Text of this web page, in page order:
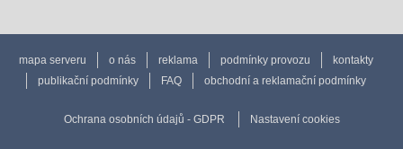
mapa serveru o nás reklama podmínky provozu
kontakty
publikační podmínky
FAQ obchodní a reklamační podmínky
Ochrana osobních údajů - GDPR Nastavení cookies